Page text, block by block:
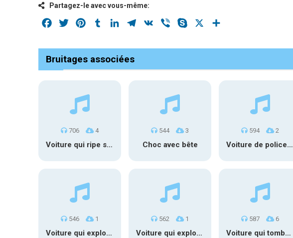
Partagez-le avec vous-même:
Facebook
Twitter PinterestTumblrLinkedInTelegram
VK Viber Skype
Bruitages associées
706 4
Voiture qui ripe sur glissière sécurité
544 3
Choc avec bête
594 2
Voiture de police – accidents tout autour
546 1
Voiture qui explose et brûle
562 1
Voiture qui explose
587 6
Voiture qui tombe ds l’eau et coule